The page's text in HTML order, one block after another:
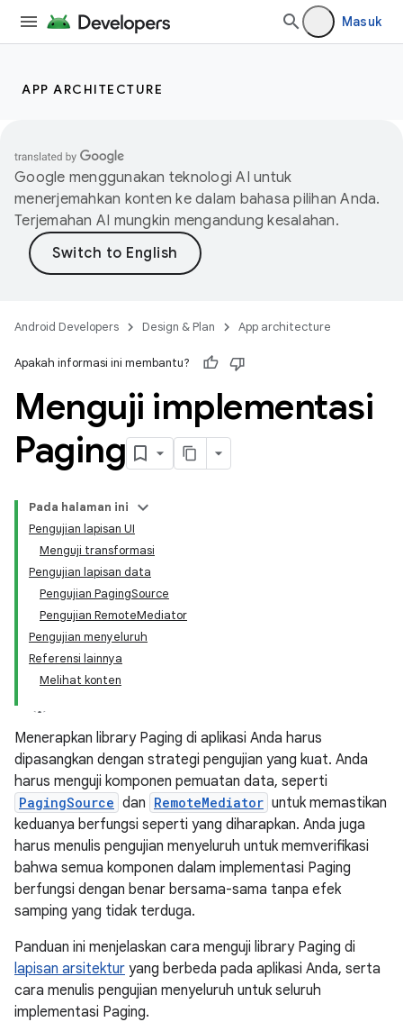
Masuk
APP ARCHITECTURE
Google menggunakan teknologi AI untuk
menerjemahkan konten ke dalam bahasa pilihan Anda.
Terjemahan AI mungkin mengandung kesalahan.
Android Developers Design & Plan App architecture
Apakah informasi ini membantu?
Menguji implementasi
Paging
Pada halaman ini
Pengujian lapisan UI
Menguji transformasi
Pengujian lapisan data
Pengujian PagingSource
Pengujian RemoteMediator
Pengujian menyeluruh
Referensi lainnya
Melihat konten
Menerapkan library Paging di aplikasi Anda harus
dipasangkan dengan strategi pengujian yang kuat. Anda
harus menguji komponen pemuatan data, seperti
PagingSource dan RemoteMediator untuk memastikan
keduanya berfungsi seperti yang diharapkan. Anda juga
harus menulis pengujian menyeluruh untuk memverifikasi
bahwa semua komponen dalam implementasi Paging
berfungsi dengan benar bersama-sama tanpa efek
samping yang tidak terduga.
Panduan ini menjelaskan cara menguji library Paging di
lapisan arsitektur yang berbeda pada aplikasi Anda, serta
cara menulis pengujian menyeluruh untuk seluruh
implementasi Paging.